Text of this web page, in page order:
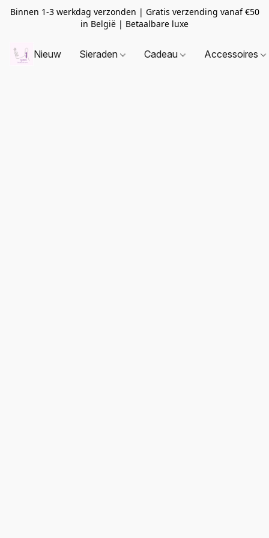
Binnen 1-3 werkdag verzonden | Gratis verzending vanaf €50
in België | Betaalbare luxe
Nieuw Sieraden Cadeau Accessoires